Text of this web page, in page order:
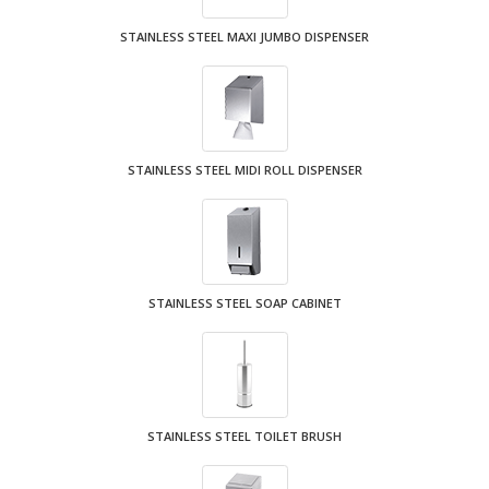
STAINLESS STEEL MAXI JUMBO DISPENSER
STAINLESS STEEL MIDI ROLL DISPENSER
STAINLESS STEEL SOAP CABINET
STAINLESS STEEL TOILET BRUSH